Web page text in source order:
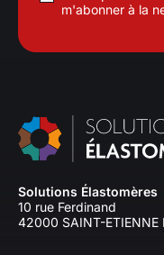
m'abonner à la
Solutions Élastomères
10 rue Ferdinand
42000 SAINT-ETIENNE